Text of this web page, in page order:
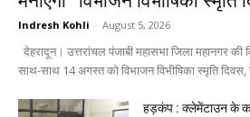
Indresh Kohli - August 5, 2026
देहरादून। उत्तरांचल पंजाबी महासभा जिला महानगर की
साथ-साथ 14 अगस्त को विभाजन विभीषिका स्मृति दिवस,
हड़कंप : क्लेमेंटाउन के